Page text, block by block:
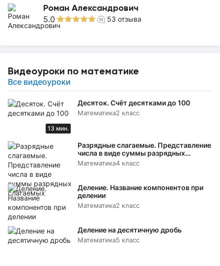
Роман Александрович
5.0 53 отзыва
Видеоуроки по математике
Все видеоуроки
13 мин.
Десяток. Счёт десятками до 100
Математика2 класс
Разрядные слагаемые. Представление
числа в виде суммы разрядных
слагаемых
Математика4 класс
Деление. Название компонентов при
делении
Математика2 класс
Деление на десятичную дробь
Математика5 класс